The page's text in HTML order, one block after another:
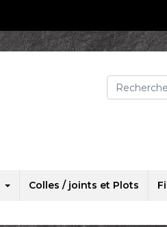
Rechercher :
Colles / joints et Plots